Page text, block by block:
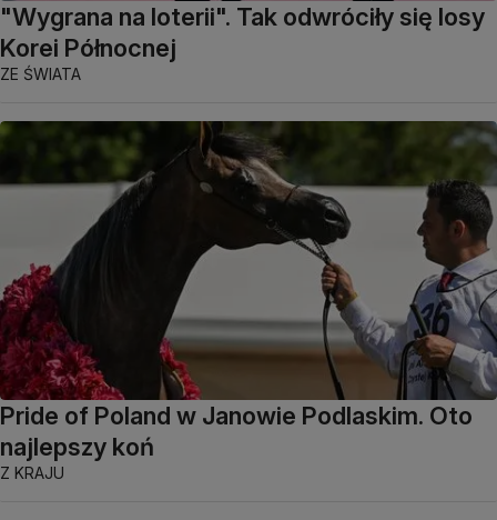
"Wygrana na loterii". Tak odwróciły się losy
Korei Północnej
ZE ŚWIATA
Pride of Poland w Janowie Podlaskim. Oto
najlepszy koń
Z KRAJU